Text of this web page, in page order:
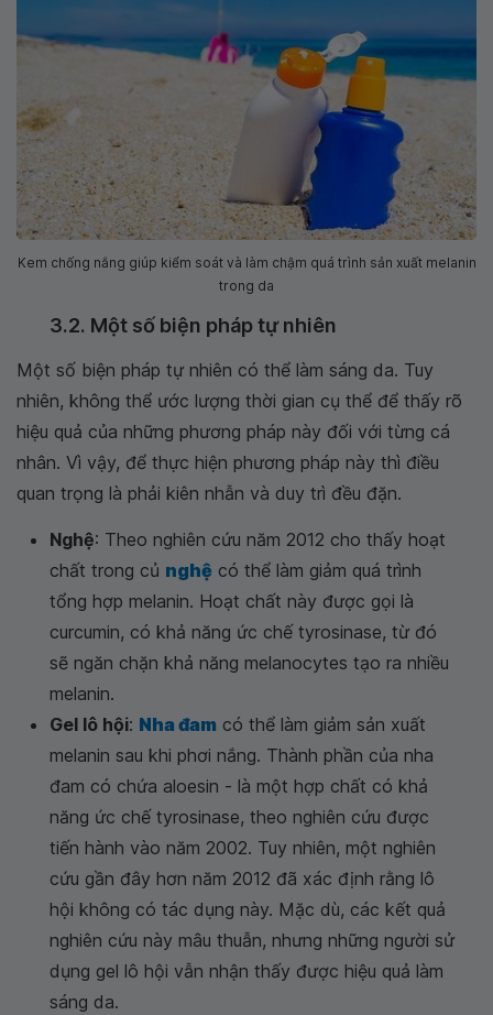
Kem chống nắng giúp kiểm soát và làm chậm quá trình sản xuất melanin
trong da
3.2. Một số biện pháp tự nhiên
Một số biện pháp tự nhiên có thể làm sáng da. Tuy
nhiên, không thể ước lượng thời gian cụ thể để thấy rõ
hiệu quả của những phương pháp này đối với từng cá
nhân. Vì vậy, để thực hiện phương pháp này thì điều
quan trọng là phải kiên nhẫn và duy trì đều đặn.
Nghệ: Theo nghiên cứu năm 2012 cho thấy hoạt
chất trong củ nghệ có thể làm giảm quá trình
tổng hợp melanin. Hoạt chất này được gọi là
curcumin, có khả năng ức chế tyrosinase, từ đó
sẽ ngăn chặn khả năng melanocytes tạo ra nhiều
melanin.
Gel lô hội: Nha đam có thể làm giảm sản xuất
melanin sau khi phơi nắng. Thành phần của nha
đam có chứa aloesin - là một hợp chất có khả
năng ức chế tyrosinase, theo nghiên cứu được
tiến hành vào năm 2002. Tuy nhiên, một nghiên
cứu gần đây hơn năm 2012 đã xác định rằng lô
hội không có tác dụng này. Mặc dù, các kết quả
nghiên cứu này mâu thuẫn, nhưng những người sử
dụng gel lô hội vẫn nhận thấy được hiệu quả làm
sáng da.